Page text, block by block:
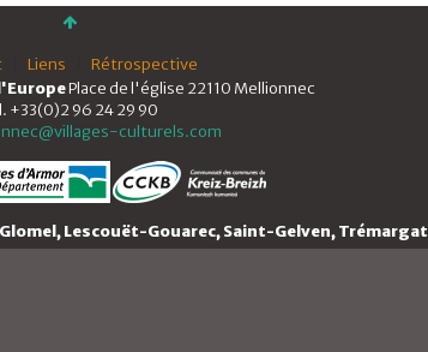
Liens
Rétrospective
Place de l'église 22110 Mellionnec
+33(0)2 96 24 29 90
culturels.com
Lescouët-Gouarec, Saint-Gelven, Trémargat